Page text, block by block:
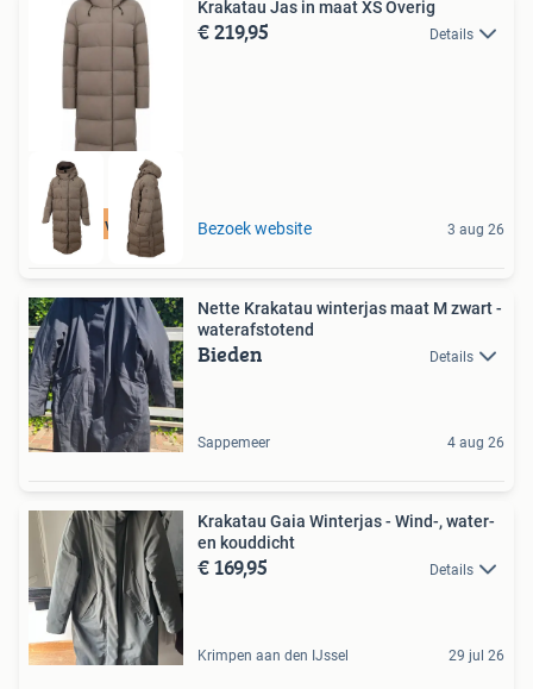
Tot 75% voordeel
Krakatau Jas in maat XS Overig
€ 219,95 Details
Bezoek website 3 aug 26
Nette Krakatau winterjas maat M zwart -
waterafstotend
Bieden Details
Sappemeer 4 aug 26
Krakatau Gaia Winterjas - Wind-, water-
en kouddicht
€ 169,95 Details
Krimpen aan den IJssel 29 jul 26